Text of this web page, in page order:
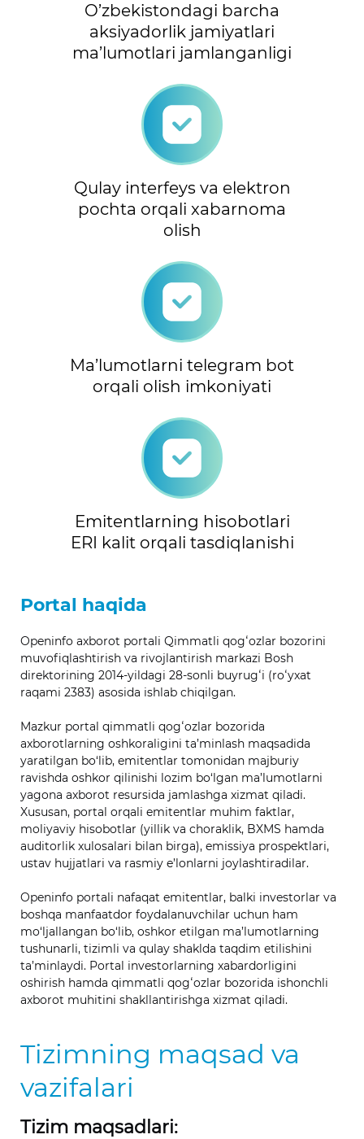
O’zbekistondagi barcha
aksiyadorlik jamiyatlari
ma’lumotlari jamlanganligi
Qulay interfeys va elektron
pochta orqali xabarnoma
olish
Ma’lumotlarni telegram bot
orqali olish imkoniyati
Emitentlarning hisobotlari
ERI kalit orqali tasdiqlanishi
Portal haqida
Openinfo axborot portali Qimmatli qogʻozlar bozorini
muvofiqlashtirish va rivojlantirish markazi Bosh
direktorining 2014-yildagi 28-sonli buyrugʻi (roʻyxat
raqami 2383) asosida ishlab chiqilgan.
Mazkur portal qimmatli qogʻozlar bozorida
axborotlarning oshkoraligini ta’minlash maqsadida
yaratilgan bo‘lib, emitentlar tomonidan majburiy
ravishda oshkor qilinishi lozim bo‘lgan ma’lumotlarni
yagona axborot resursida jamlashga xizmat qiladi.
Xususan, portal orqali emitentlar muhim faktlar,
moliyaviy hisobotlar (yillik va choraklik, BXMS hamda
auditorlik xulosalari bilan birga), emissiya prospektlari,
ustav hujjatlari va rasmiy e’lonlarni joylashtiradilar.
Openinfo portali nafaqat emitentlar, balki investorlar va
boshqa manfaatdor foydalanuvchilar uchun ham
mo‘ljallangan bo‘lib, oshkor etilgan ma’lumotlarning
tushunarli, tizimli va qulay shaklda taqdim etilishini
ta’minlaydi. Portal investorlarning xabardorligini
oshirish hamda qimmatli qogʻozlar bozorida ishonchli
axborot muhitini shakllantirishga xizmat qiladi.
Tizimning maqsad va
vazifalari
Tizim maqsadlari: